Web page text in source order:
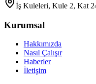
İş Kuleleri, Kule 2, Kat
Kurumsal
Hakkımızda
Nasıl Çalışır
Haberler
İletişim